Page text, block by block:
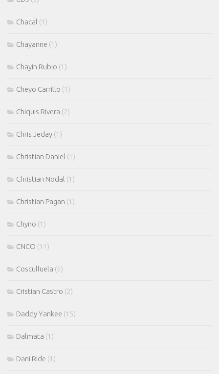
Chacal (1)
Chayanne (1)
Chayin Rubio (1)
Cheyo Carrillo (1)
Chiquis Rivera (2)
Chris Jeday (1)
Christian Daniel (1)
Christian Nodal (1)
Christian Pagan (1)
Chyno (1)
CNCO (11)
Cosculluela (5)
Cristian Castro (2)
Daddy Yankee (15)
Dalmata (1)
Dani Ride (1)